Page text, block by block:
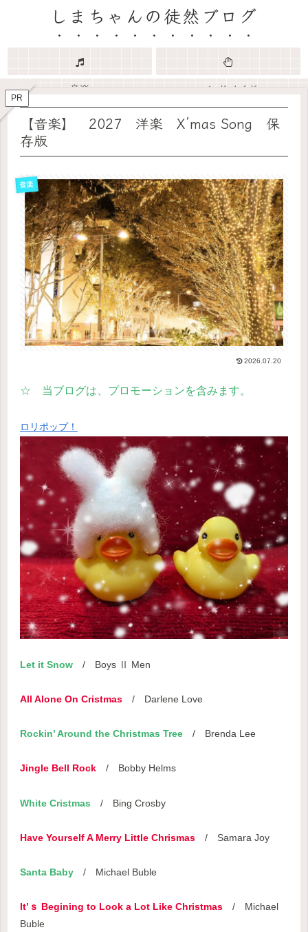
しまちゃんの徒然ブログ
音楽
ハンドメイド
PR
【音楽】 2027 洋楽 X’mas Song 保
存版
音楽
2026.07.20
☆ 当ブログは、プロモーションを含みます。
ロリポップ！
Let it Snow / Boys Ⅱ Men
All Alone On Cristmas / Darlene Love
Rockin’ Around the Christmas Tree / Brenda Lee
Jingle Bell Rock / Bobby Helms
White Cristmas / Bing Crosby
Have Yourself A Merry Little Chrismas / Samara Joy
Santa Baby / Michael Buble
It’ｓ Begining to Look a Lot Like Christmas / Michael
Buble